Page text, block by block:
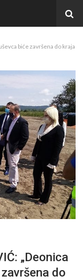
biće završena do kraja
„Deonica
do